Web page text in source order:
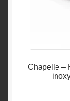
Chapelle –